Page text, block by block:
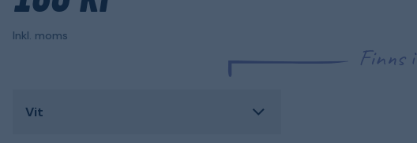
Inkl. moms
Finns
Vit